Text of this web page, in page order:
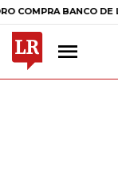
BANCO DE LA